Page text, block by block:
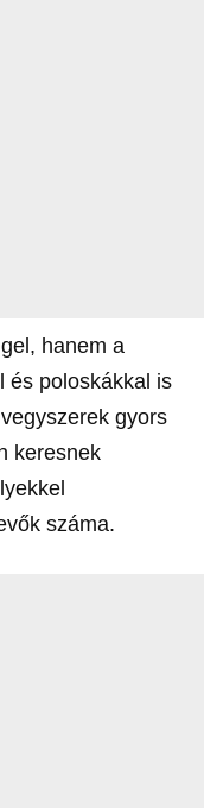
hanem a
és poloskákkal is
gyors
keresnek
száma.